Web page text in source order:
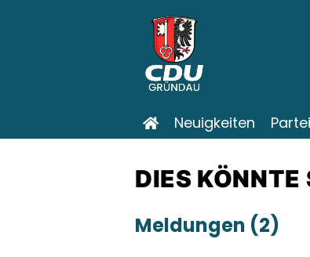
Neuigkeiten Partei
DIES KÖNNTE
Meldungen (2)